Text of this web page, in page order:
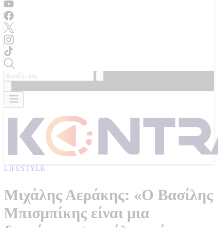
LIFESTYLE
Μιχάλης Αεράκης: «Ο Βασίλης
Μπισμπίκης είναι μια